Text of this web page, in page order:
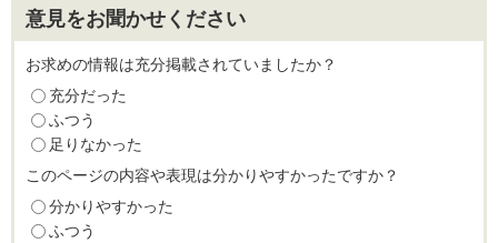
意見をお聞かせください
お求めの情報は充分掲載されていましたか？
充分だった
ふつう
足りなかった
このページの内容や表現は分かりやすかったですか？
分かりやすかった
ふつう